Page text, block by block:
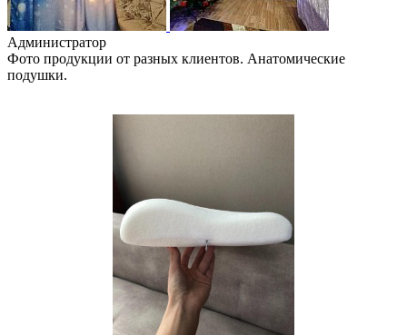
Администратор
Фото продукции от разных клиентов. Анатомические
подушки.